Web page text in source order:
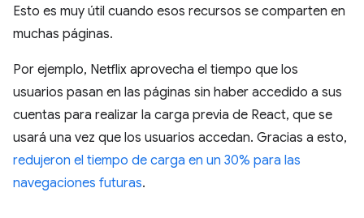
Esto es muy útil cuando esos recursos se comparten en
muchas páginas.
Por ejemplo, Netflix aprovecha el tiempo que los
usuarios pasan en las páginas sin haber accedido a sus
cuentas para realizar la carga previa de React, que se
usará una vez que los usuarios accedan. Gracias a esto,
redujeron el tiempo de carga en un 30% para las
navegaciones futuras.